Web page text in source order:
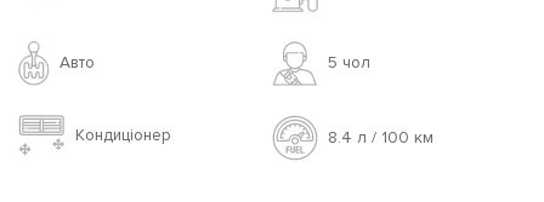
Авто 5 чoл
Кондиціонер 8.4 л / 100 км